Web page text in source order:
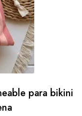
para bikini